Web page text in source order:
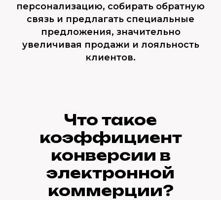
персонализацию, собирать обратную
связь и предлагать специальные
предложения, значительно
увеличивая продажи и лояльность
клиентов.
Что такое
коэффициент
конверсии в
электронной
коммерции?